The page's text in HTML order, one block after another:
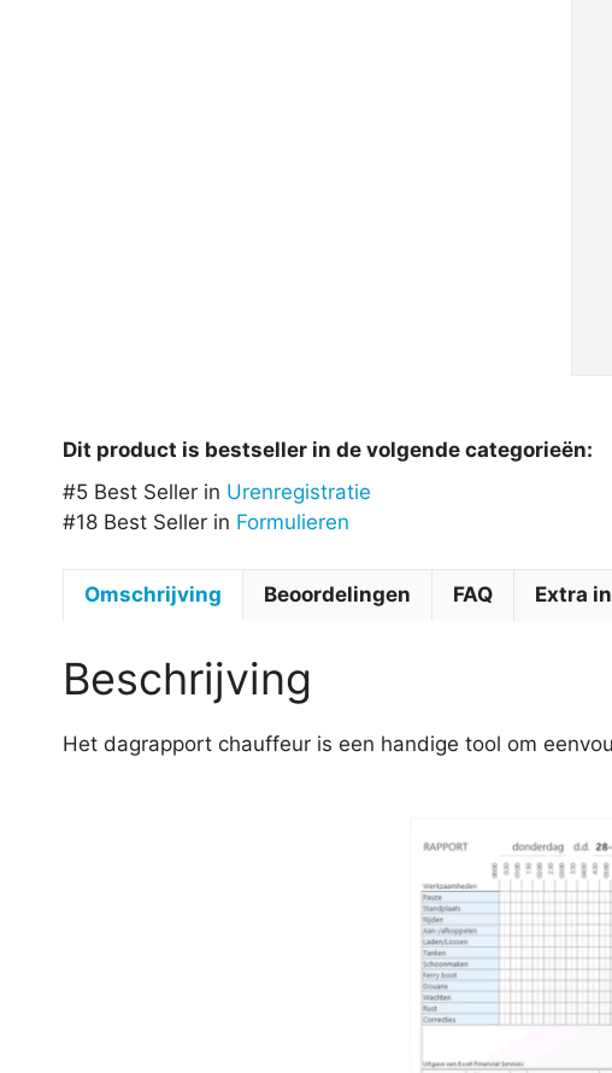
Dit product is bestseller in de volgende categorieën:
#5 Best Seller in Urenregistratie
#18 Best Seller in Formulieren
Omschrijving Beoordelingen FAQ Extra
Beschrijving
Het dagrapport chauffeur is een handige tool om